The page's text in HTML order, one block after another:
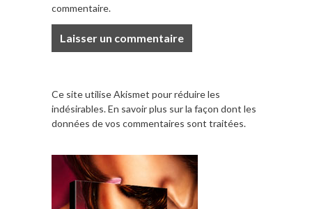
commentaire.
Ce site utilise Akismet pour réduire les
indésirables.En savoir plus sur la façon dont les
données de vos commentaires sont traitées.